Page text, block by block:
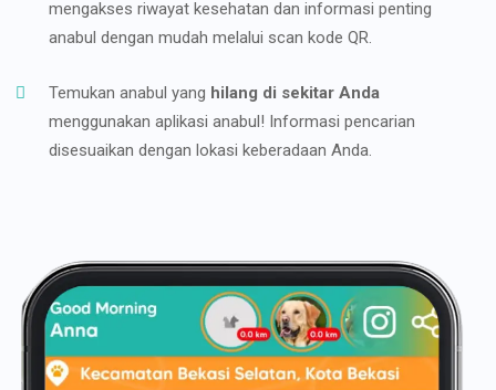
mengakses riwayat kesehatan dan informasi penting
anabul dengan mudah melalui scan kode QR.
Temukan anabul yang hilang di sekitar Anda
menggunakan aplikasi anabul! Informasi pencarian
disesuaikan dengan lokasi keberadaan Anda.